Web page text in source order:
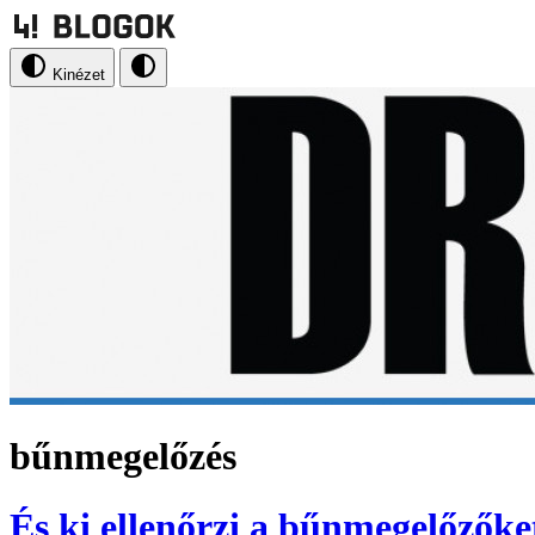
Kinézet
bűnmegelőzés